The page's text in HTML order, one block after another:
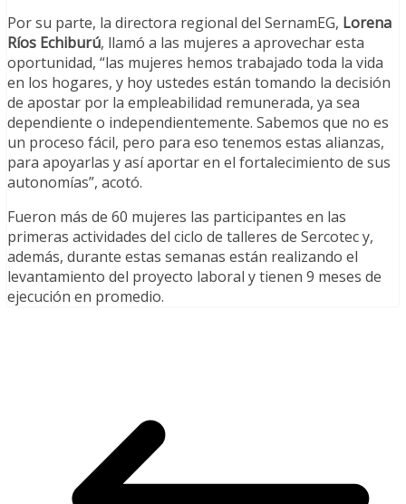
Por su parte, la directora regional del SernamEG, Lorena
Ríos Echiburú, llamó a las mujeres a aprovechar esta
oportunidad, “las mujeres hemos trabajado toda la vida
en los hogares, y hoy ustedes están tomando la decisión
de apostar por la empleabilidad remunerada, ya sea
dependiente o independientemente. Sabemos que no es
un proceso fácil, pero para eso tenemos estas alianzas,
para apoyarlas y así aportar en el fortalecimiento de sus
autonomías”, acotó.
Fueron más de 60 mujeres las participantes en las
primeras actividades del ciclo de talleres de Sercotec y,
además, durante estas semanas están realizando el
levantamiento del proyecto laboral y tienen 9 meses de
ejecución en promedio.